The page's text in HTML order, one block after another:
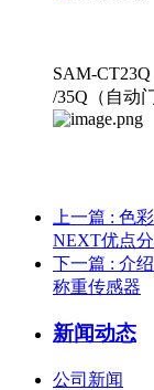
SAM-CT23Q
/35Q（自动
上一篇 : 色
NEXT优点
下一篇 : 介
称重传感器
新闻动态
公司新闻